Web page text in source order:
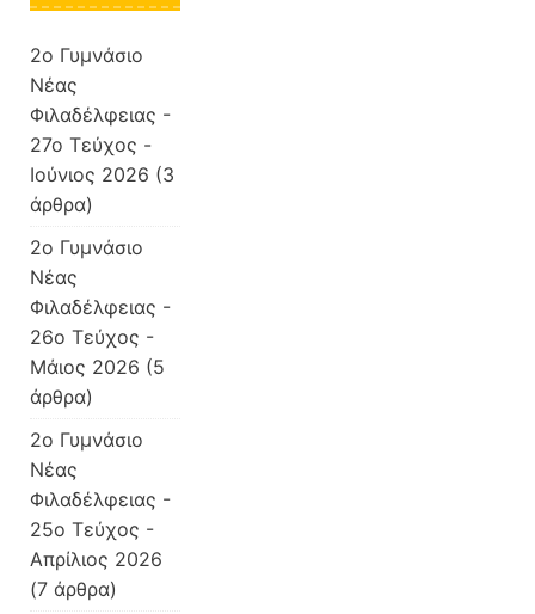
2o Γυμνάσιο
Νέας
Φιλαδέλφειας -
27ο Τεύχος -
Ιούνιος 2026 (3
άρθρα)
2o Γυμνάσιο
Νέας
Φιλαδέλφειας -
26ο Τεύχος -
Μάιος 2026 (5
άρθρα)
2o Γυμνάσιο
Νέας
Φιλαδέλφειας -
25ο Τεύχος -
Απρίλιος 2026
(7 άρθρα)